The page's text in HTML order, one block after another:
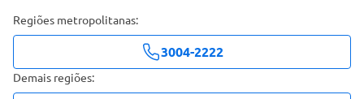
Regiões metropolitanas:
3004-2222
Demais regiões: